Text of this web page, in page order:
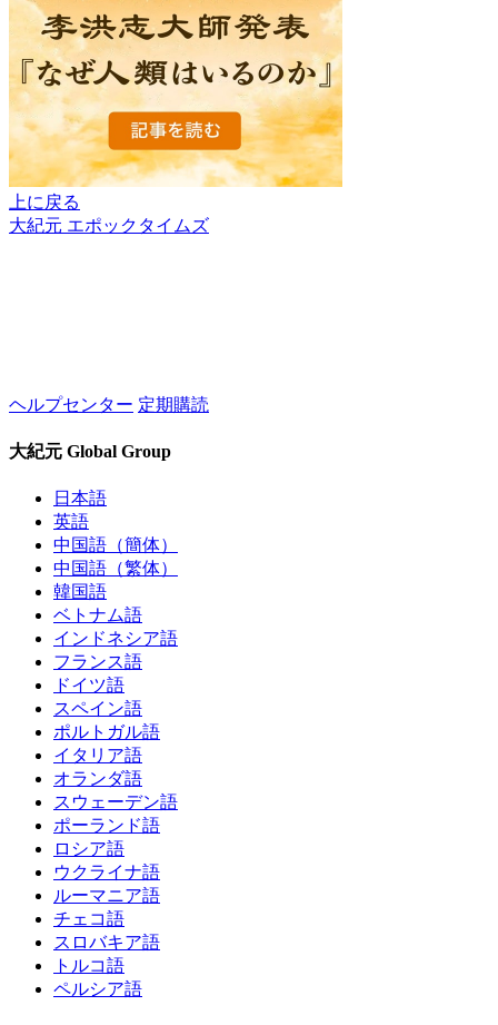
上に戻る
大紀元 エポックタイムズ
ヘルプセンター 定期購読
大紀元 Global Group
日本語
英語
中国語（簡体）
中国語（繁体）
韓国語
ベトナム語
インドネシア語
フランス語
ドイツ語
スペイン語
ポルトガル語
イタリア語
オランダ語
スウェーデン語
ポーランド語
ロシア語
ウクライナ語
ルーマニア語
チェコ語
スロバキア語
トルコ語
ペルシア語